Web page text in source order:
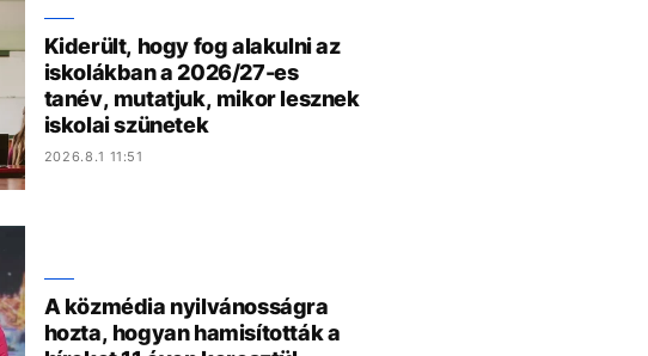
Kiderült, hogy fog alakulni az
iskolákban a 2026/27-es
tanév, mutatjuk, mikor lesznek
iskolai szünetek
2026.8.1 11:51
A közmédia nyilvánosságra
hozta, hogyan hamisították a